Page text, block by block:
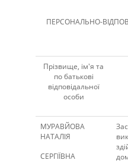
ПЕРСОНАЛЬНО-
Прізвище, ім'я та
по батькові
відповідальної
особи
МУРАВЙОВА
НАТАЛІЯ
СЕРГІЇВНА